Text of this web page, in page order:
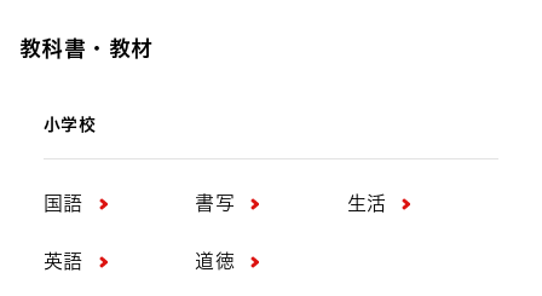
教科書・教材
小学校
国語 書写 生活
英語 道徳